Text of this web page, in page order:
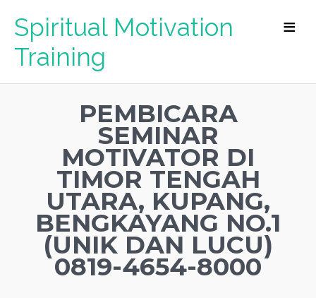
Spiritual Motivation
Training
PEMBICARA
SEMINAR
MOTIVATOR DI
TIMOR TENGAH
UTARA, KUPANG,
BENGKAYANG NO.1
(UNIK DAN LUCU)
0819-4654-8000